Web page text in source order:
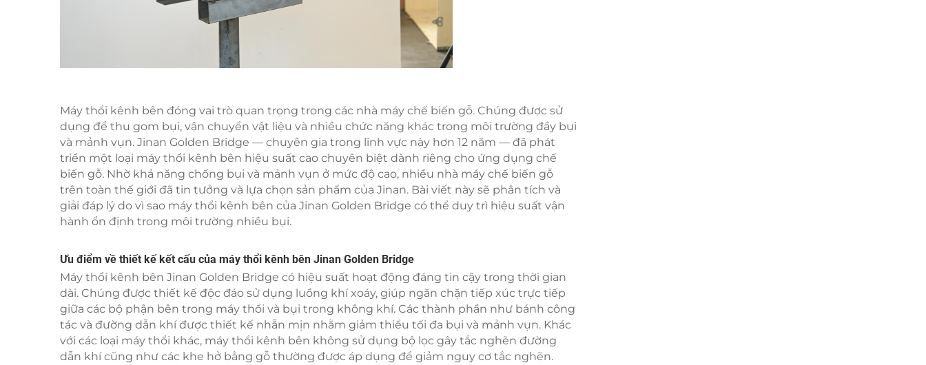
Máy thổi kênh bên đóng vai trò quan trọng trong các nhà máy chế biến gỗ. Chúng được sử
dụng để thu gom bụi, vận chuyển vật liệu và nhiều chức năng khác trong môi trường đầy bụi
và mảnh vụn. Jinan Golden Bridge — chuyên gia trong lĩnh vực này hơn 12 năm — đã phát
triển một loại máy thổi kênh bên hiệu suất cao chuyên biệt dành riêng cho ứng dụng chế
biến gỗ. Nhờ khả năng chống bụi và mảnh vụn ở mức độ cao, nhiều nhà máy chế biến gỗ
trên toàn thế giới đã tin tưởng và lựa chọn sản phẩm của Jinan. Bài viết này sẽ phân tích và
giải đáp lý do vì sao máy thổi kênh bên của Jinan Golden Bridge có thể duy trì hiệu suất vận
hành ổn định trong môi trường nhiều bụi.
Ưu điểm về thiết kế kết cấu của máy thổi kênh bên Jinan Golden Bridge
Máy thổi kênh bên Jinan Golden Bridge có hiệu suất hoạt động đáng tin cậy trong thời gian
dài. Chúng được thiết kế độc đáo sử dụng luồng khí xoáy, giúp ngăn chặn tiếp xúc trực tiếp
giữa các bộ phận bên trong máy thổi và bụi trong không khí. Các thành phần như bánh công
tác và đường dẫn khí được thiết kế nhẵn mịn nhằm giảm thiểu tối đa bụi và mảnh vụn. Khác
với các loại máy thổi khác, máy thổi kênh bên không sử dụng bộ lọc gây tắc nghẽn đường
dẫn khí cũng như các khe hở bằng gỗ thường được áp dụng để giảm nguy cơ tắc nghẽn.